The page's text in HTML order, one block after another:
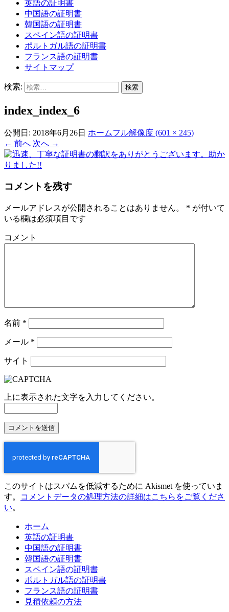
英語の証明書
中国語の証明書
韓国語の証明書
スペイン語の証明書
ポルトガル語の証明書
フランス語の証明書
サイトマップ
検索:
index_index_6
公開日: 2018年6月26日 ホームフル解像度 (601 × 245)
← 前へ 次へ →
コメントを残す
メールアドレスが公開されることはありません。 * が付いて
いる欄は必須項目です
コメント
名前 *
メール *
サイト
上に表示された文字を入力してください。
このサイトはスパムを低減するために Akismet を使っていま
す。
コメントデータの処理方法の詳細はこちらをご覧くださ
い。
ホーム
英語の証明書
中国語の証明書
韓国語の証明書
スペイン語の証明書
ポルトガル語の証明書
フランス語の証明書
見積依頼の方法